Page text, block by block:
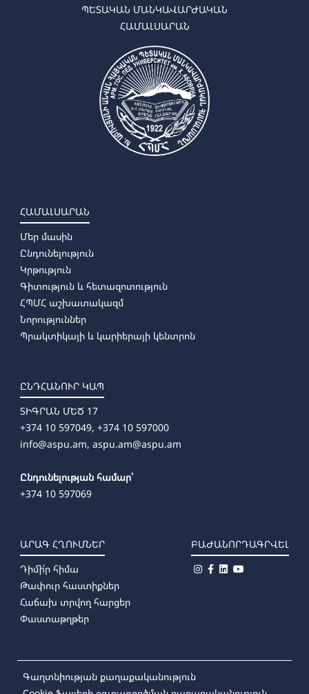
Աշխարհագրություն-բնագիտություն
Շրջակա միջավայրի գիտություններ
✔ Մագիստրատուրա
Կենսաբանություն
Աշխարհագրություն
Շրջակա միջավայրի գիտություններ
Լանդշաֆտային պլանավորում
ՊԵՏԱԿԱՆ ՄԱՆԿԱՎԱՐԺԱԿԱՆ
ՀԱՄԱԼՍԱՐԱՆ
ՀԱՄԱԼՍԱՐԱՆ
Մեր մասին
Ընդունելություն
Կրթություն
Գիտություն և հետազոտություն
ՀՊՄՀ աշխատակազմ
Նորություններ
Պրակտիկայի և կարիերայի կենտրոն
ԸՆԴՀԱՆՈՒՐ ԿԱՊ
ՏԻԳՐԱՆ ՄԵԾ 17
+374 10 597049, +374 10 597000
info@aspu.am, aspu.am@aspu.am
Ընդունելության համար՝
+374 10 597069
ԱՐԱԳ ՀՂՈՒՄՆԵՐ
Դիմի՛ր հիմա
Թափուր հաստիքներ
Հաճախ տրվող հարցեր
Փաստաթղթեր
ԲԱԺԱՆՈՐԴԱԳՐՎԵԼ
Գաղտնիության քաղաքականություն